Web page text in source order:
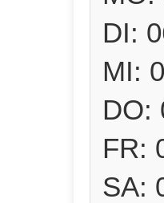
DI:
MI:
DO:
FR:
SA: